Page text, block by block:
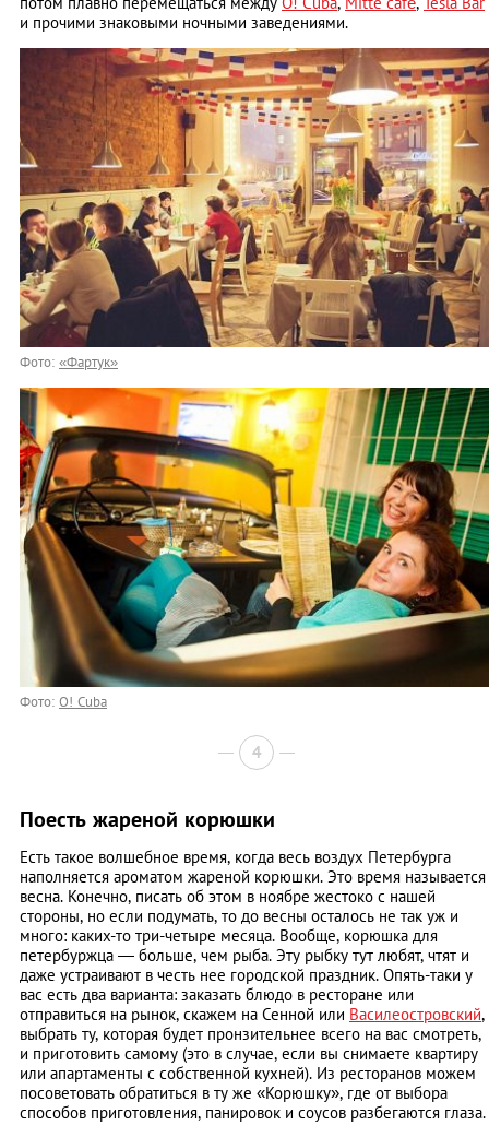
и прочими знаковыми ночными заведениями.
Фото: «Фартук»
Фото: O! Cuba
4
Поесть жареной корюшки
Есть такое волшебное время, когда весь воздух Петербурга
наполняется ароматом жареной корюшки. Это время называется
весна. Конечно, писать об этом в ноябре жестоко с нашей
стороны, но если подумать, то до весны осталось не так уж и
много: каких-то три-четыре месяца. Вообще, корюшка для
петербуржца — больше, чем рыба. Эту рыбку тут любят, чтят и
даже устраивают в честь нее городской праздник. Опять-таки у
вас есть два варианта: заказать блюдо в ресторане или
отправиться на рынок, скажем на Сенной или Василеостровский,
выбрать ту, которая будет пронзительнее всего на вас смотреть,
и приготовить самому (это в случае, если вы снимаете квартиру
или апартаменты с собственной кухней). Из ресторанов можем
посоветовать обратиться в ту же «Корюшку», где от выбора
способов приготовления, панировок и соусов разбегаются глаза.